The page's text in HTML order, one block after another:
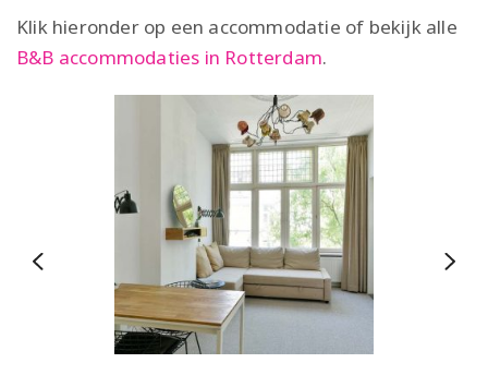
Klik hieronder op een accommodatie of bekijk alle
B&B accommodaties in Rotterdam.